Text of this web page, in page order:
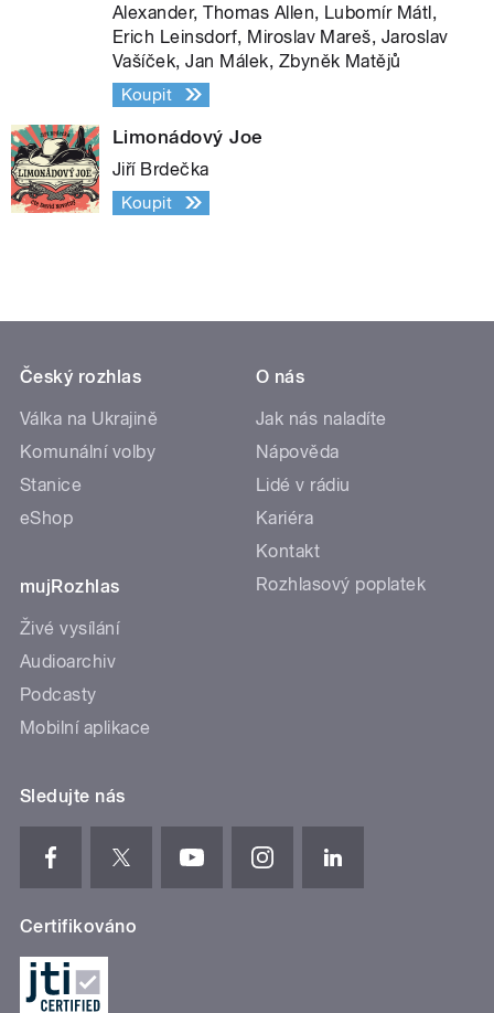
Alexander, Thomas Allen, Lubomír Mátl,
Erich Leinsdorf, Miroslav Mareš, Jaroslav
Vašíček, Jan Málek, Zbyněk Matějů
Koupit
Limonádový Joe
Jiří Brdečka
Koupit
Český rozhlas
Válka na Ukrajině
Komunální volby
Stanice
eShop
mujRozhlas
Živé vysílání
Audioarchiv
Podcasty
Mobilní aplikace
O nás
Jak nás naladíte
Nápověda
Lidé v rádiu
Kariéra
Kontakt
Rozhlasový poplatek
Sledujte nás
Certifikováno